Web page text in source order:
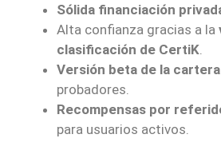
Sólida financiación
Alta confianza gracias a la
clasificación de CertiK.
Versión beta de la cartera
probadores.
Recompensas por
para usuarios activos.